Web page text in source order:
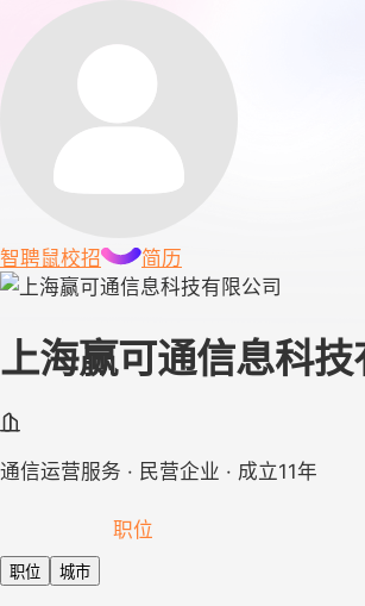
智聘鼠校招 简历
上海赢可通信息科技
通信运营服务 · 民营企业 · 成立11年
职位
职位 城市